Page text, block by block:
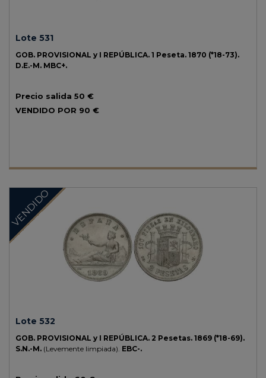
Lote 531
GOB. PROVISIONAL y I REPÚBLICA. 1 Peseta. 1870 (*18-73).
D.E.-M. MBC+.
Precio salida 50 €
VENDIDO POR 90 €
VENDIDO
Lote 532
GOB. PROVISIONAL y I REPÚBLICA. 2 Pesetas. 1869 (*18-69).
S.N.-M. (Levemente limpiada). EBC-.